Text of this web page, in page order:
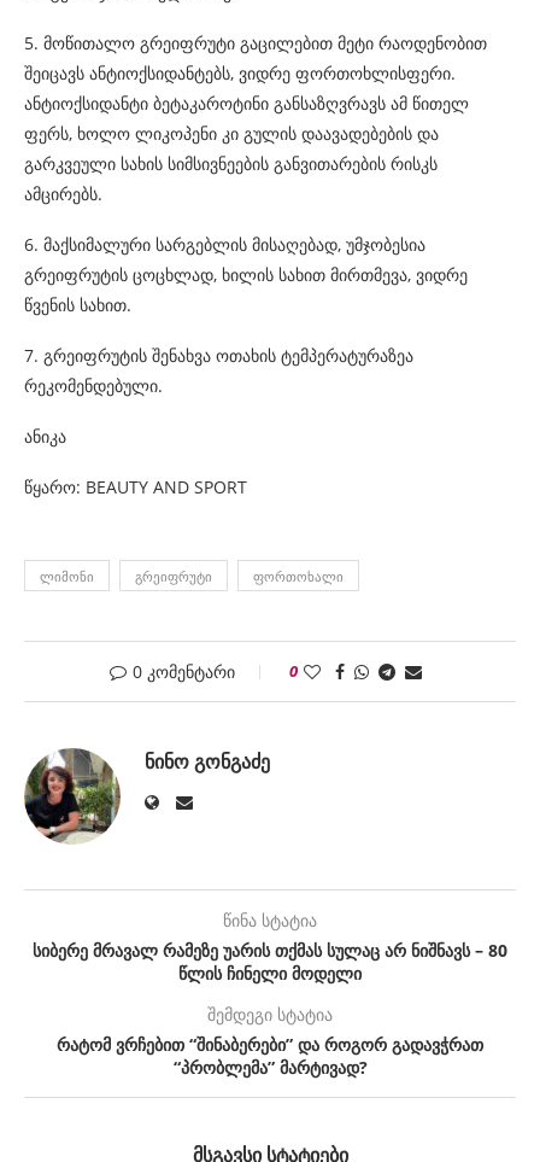
5. მოწითალო გრეიფრუტი გაცილებით მეტი რაოდენობით
შეიცავს ანტიოქსიდანტებს, ვიდრე ფორთოხლისფერი.
ანტიოქსიდანტი ბეტაკაროტინი განსაზღვრავს ამ წითელ
ფერს, ხოლო ლიკოპენი კი გულის დაავადებების და
გარკვეული სახის სიმსივნეების განვითარების რისკს
ამცირებს.
6. მაქსიმალური სარგებლის მისაღებად, უმჯობესია
გრეიფრუტის ცოცხლად, ხილის სახით მირთმევა, ვიდრე
წვენის სახით.
7. გრეიფრუტის შენახვა ოთახის ტემპერატურაზეა
რეკომენდებული.
ანიკა
წყარო: BEAUTY AND SPORT
ᲚᲘᲛᲝᲜᲘ ᲒᲠᲔᲘᲤᲠᲣᲢᲘ ᲤᲝᲠᲗᲝᲮᲐᲚᲘ
0 კომენტარი 0
ᲜᲘᲜᲝ ᲒᲝᲜᲒᲐᲫᲔ
წინა სტატია
სიბერე მრავალ რამეზე უარის თქმას სულაც არ ნიშნავს – 80
წლის ჩინელი მოდელი
შემდეგი სტატია
რატომ ვრჩებით “შინაბერები” და როგორ გადავჭრათ
“პრობლემა” მარტივად?
ᲛᲡᲒᲐᲕᲡᲘ ᲡᲢᲐᲢᲘᲔᲑᲘ